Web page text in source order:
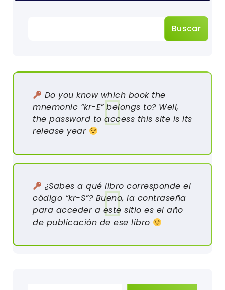
Buscar
Do you know which book the
mnemonic “kr-E” belongs to? Well,
the password to access this site is its
release year
¿Sabes a qué libro corresponde el
código “kr-S”? Bueno, la contraseña
para acceder a este sitio es el año
de publicación de ese libro